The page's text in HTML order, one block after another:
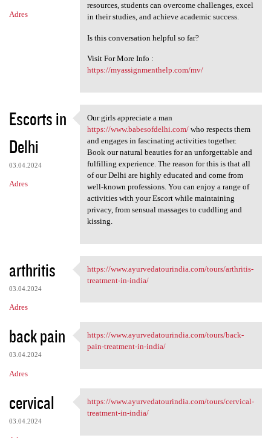
Adres
resources, students can overcome challenges, excel
in their studies, and achieve academic success.
Is this conversation helpful so far?
Visit For More Info :
https://myassignmenthelp.com/mv/
Escorts in
Delhi
03.04.2024
Adres
Our girls appreciate a man
Our girls appreciate a man
https://www.babesofdelhi.com/who respects them
and engages in fascinating activities together.
Book our natural beauties for an unforgettable and
fulfilling experience. The reason for this is that all
of our Delhi are highly educated and come from
well-known professions. You can enjoy a range of
activities with your Escort while maintaining
privacy, from sensual massages to cuddling and
kissing.
arthritis
03.04.2024
Adres
https://www.ayurvedatourindia
https://www.ayurvedatourindia.com/tours/arthritis-
treatment-in-india/
back pain
03.04.2024
Adres
https://www.ayurvedatourindia
https://www.ayurvedatourindia.com/tours/back-
pain-treatment-in-india/
cervical
03.04.2024
https://www.ayurvedatourindia
https://www.ayurvedatourindia.com/tours/cervical-
treatment-in-india/